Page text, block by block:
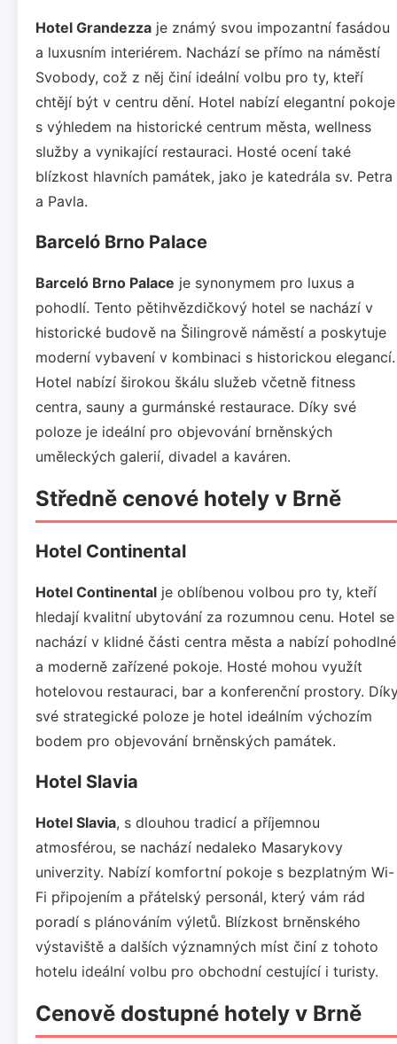
Hotel Grandezza je známý svou impozantní fasádou
a luxusním interiérem. Nachází se přímo na náměstí
Svobody, což z něj činí ideální volbu pro ty, kteří
chtějí být v centru dění. Hotel nabízí elegantní pokoje
s výhledem na historické centrum města, wellness
služby a vynikající restauraci. Hosté ocení také
blízkost hlavních památek, jako je katedrála sv. Petra
a Pavla.
Barceló Brno Palace
Barceló Brno Palace je synonymem pro luxus a
pohodlí. Tento pětihvězdičkový hotel se nachází v
historické budově na Šilingrově náměstí a poskytuje
moderní vybavení v kombinaci s historickou elegancí.
Hotel nabízí širokou škálu služeb včetně fitness
centra, sauny a gurmánské restaurace. Díky své
poloze je ideální pro objevování brněnských
uměleckých galerií, divadel a kaváren.
Středně cenové hotely v Brně
Hotel Continental
Hotel Continental je oblíbenou volbou pro ty, kteří
hledají kvalitní ubytování za rozumnou cenu. Hotel se
nachází v klidné části centra města a nabízí pohodlné
a moderně zařízené pokoje. Hosté mohou využít
hotelovou restauraci, bar a konferenční prostory.
své strategické poloze je hotel ideálním výchozím
bodem pro objevování brněnských památek.
Hotel Slavia
Hotel Slavia, s dlouhou tradicí a příjemnou
atmosférou, se nachází nedaleko Masarykovy
univerzity. Nabízí komfortní pokoje s bezplatným Wi-
Fi připojením a přátelský personál, který vám rád
poradí s plánováním výletů. Blízkost brněnského
výstaviště a dalších významných míst činí z tohoto
hotelu ideální volbu pro obchodní cestující i turisty.
Cenově dostupné hotely v Brně